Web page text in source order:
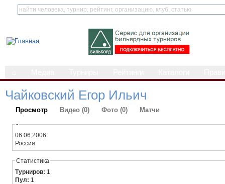
Чайковский Егор Ильич
Просмотр Видео (0) Фото (0) Матчи
-
06.06.2006
Россия
Статистика
Турниров: 1
Пул: 1